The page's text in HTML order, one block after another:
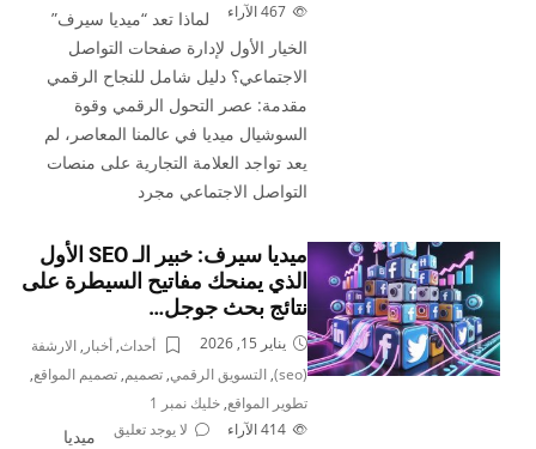
467
الآراء
لماذا تعد “ميديا سيرف”
الخيار الأول لإدارة صفحات التواصل
الاجتماعي؟ دليل شامل للنجاح الرقمي
مقدمة: عصر التحول الرقمي وقوة
السوشيال ميديا في عالمنا المعاصر، لم
يعد تواجد العلامة التجارية على منصات
التواصل الاجتماعي مجرد
ميديا سيرف: خبير الـ SEO الأول
الذي يمنحك مفاتيح السيطرة على
نتائج بحث جوجل…
يناير 15, 2026 أحداث,أخبار ,الارشفة
(seo)
,التسويق الرقمي,تصميم,تصميم المواقع,
تطوير المواقع,خليك نمبر 1
لا يوجد تعليق
414 الآراء
ميديا